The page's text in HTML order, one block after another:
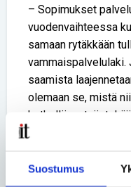
Suostumus
– Sopimukset
vuodenvaihteessa
samaan rytäkkään
vammaispalvelulaki.
saamista
olemaan se, mistä
hetkellä on
heijastuu myös
koetaan myös